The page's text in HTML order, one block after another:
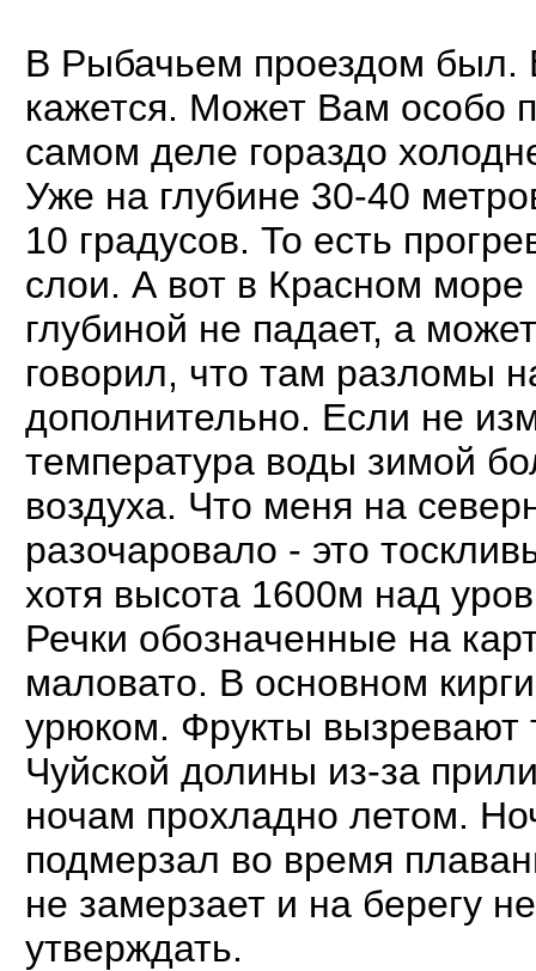
В Рыбачьем проездом был.
кажется. Может Вам особо
самом деле гораздо
Уже на глубине 30-40
10 градусов. То есть
слои. А вот в Красном
глубиной не падает, а
говорил, что там разломы
дополнительно. Если не
температура воды зимой
воздуха. Что меня на
разочаровало - это
хотя высота 1600м над
Речки обозначенные на
маловато. В основном
урюком. Фрукты вызревают
Чуйской долины из-за
ночам прохладно летом.
подмерзал во время
не замерзает и на берегу
утверждать.